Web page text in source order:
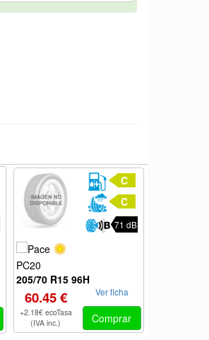
C
C
71 dB
PC20
205/70 R15 96H
60.45 €
+2.18€ ecoTasa
(IVA inc.)
Ver ficha
Comprar